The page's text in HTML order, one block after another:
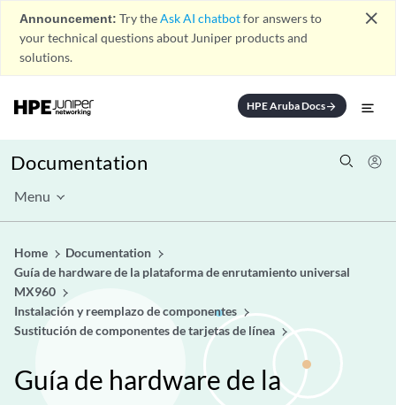
Announcement: Try theAsk AI chatbotfor answers to
your technical questions about Juniper products and
solutions.
close
HPE Aruba Docsarrow_forward
Documentation
Menu
Home
Documentation
Guía de hardware de la plataforma de enrutamiento universal
MX960
Instalación y reemplazo de componentes
Sustitución de componentes de tarjetas de línea
Guía de hardware de la